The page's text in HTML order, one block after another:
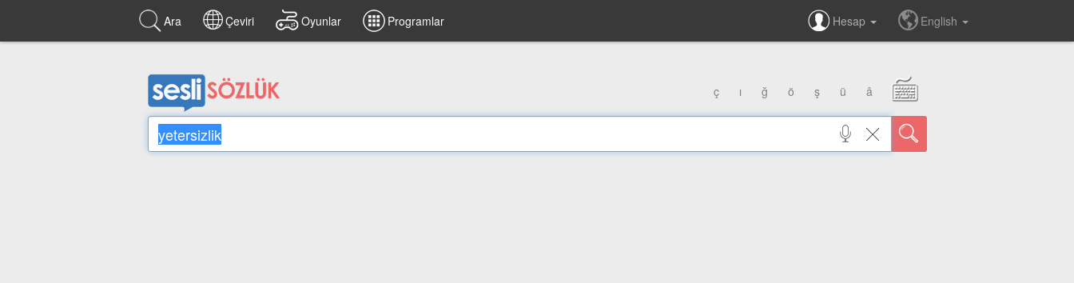
Ara Çeviri Oyunlar Programlar Hesap English
ç ı ğ ö ş ü â